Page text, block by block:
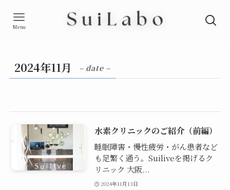
Menu
2024年11月 – date –
水素クリニックのご紹介（前編）
睡眠障害・慢性疲労・がん患者など
も足繁く通う。Suiliveを掲げるク
リニック 大阪...
2024年11月13日